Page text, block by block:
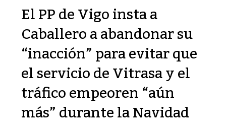
El PP de Vigo insta a
Caballero a abandonar su
“inacción” para evitar que
el servicio de Vitrasa y el
tráfico empeoren “aún
más” durante la Navidad